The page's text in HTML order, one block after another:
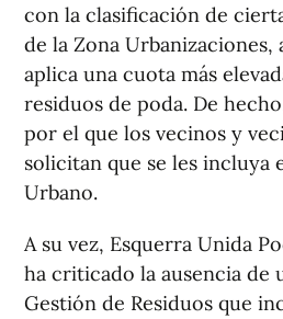
con la clasificación de
de la Zona Urbanizaciones,
aplica una cuota más
residuos de poda. De
por el que los vecinos y
solicitan que se les incluya
Urbano.
A su vez, Esquerra Unida
ha criticado la ausencia de
Gestión de Residuos que